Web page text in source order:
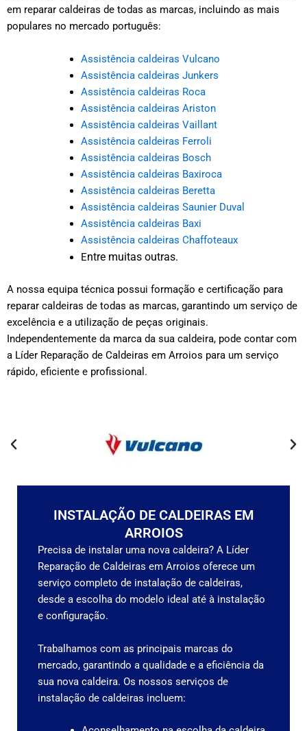
em reparar caldeiras de todas as marcas, incluindo as mais
populares no mercado português:
Assistência caldeiras Vulcano
Assistência caldeiras Junkers
Assistência caldeiras Roca
Assistência caldeiras Ariston
Assistência caldeiras Vaillant
Assistência caldeiras Ferroli
Assistência caldeiras Bosch
Assistência caldeiras Baxiroca
Assistência caldeiras Beretta
Assistência caldeiras Saunier Duval
Assistência caldeiras Baxi
Assistência caldeiras Chaffoteaux
Entre muitas outras.
A nossa equipa técnica possui formação e certificação para
reparar caldeiras de todas as marcas, garantindo um serviço de
excelência e a utilização de peças originais.
Independentemente da marca da sua caldeira, pode contar com
a Líder Reparação de Caldeiras em Arroios para um serviço
rápido, eficiente e profissional.
INSTALAÇÃO DE CALDEIRAS EM
ARROIOS
Precisa de instalar uma nova caldeira? A Líder
Reparação de Caldeiras em Arroios oferece um
serviço completo de instalação de caldeiras,
desde a escolha do modelo ideal até à instalação
e configuração.
Trabalhamos com as principais marcas do
mercado, garantindo a qualidade e a eficiência da
sua nova caldeira. Os nossos serviços de
instalação de caldeiras incluem: